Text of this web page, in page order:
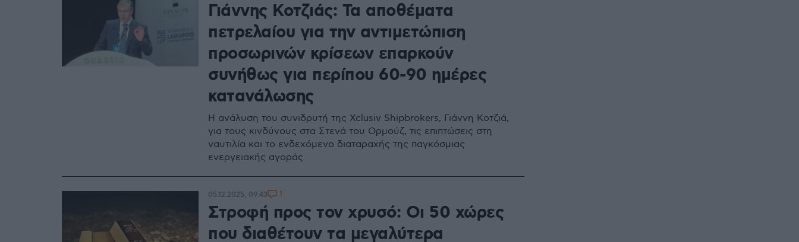
Γιάννης Κοτζιάς: Τα αποθέματα
πετρελαίου για την αντιμετώπιση
προσωρινών κρίσεων επαρκούν
συνήθως για περίπου 60-90 ημέρες
κατανάλωσης
Η ανάλυση του συνιδρυτή της Xclusiv Shipbrokers, Γιάννη Κοτζιά,
για τους κινδύνους στα Στενά του Ορμούζ, τις επιπτώσεις στη
ναυτιλία και το ενδεχόμενο διαταραχής της παγκόσμιας
ενεργειακής αγοράς
Στροφή προς τον χρυσό: Οι 50 χώρες
που διαθέτουν τα μεγαλύτερα
05.12.2025, 09:43 1